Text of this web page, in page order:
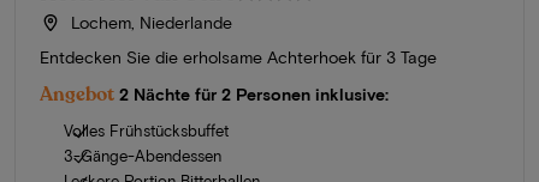
Lochem, Niederlande
Entdecken Sie die erholsame Achterhoek für 3 Tage
Angebot 2 Nächte für 2 Personen inklusive:
Volles Frühstücksbuffet
3-Gänge-Abendessen